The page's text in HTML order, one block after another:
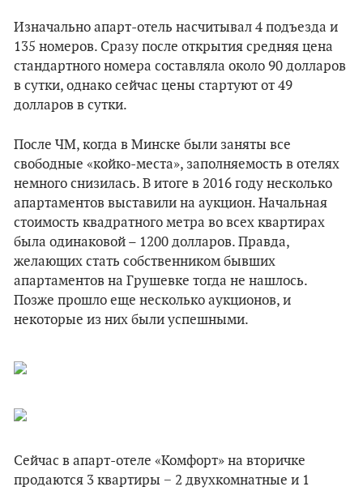
Изначально апарт-отель насчитывал 4 подъезда и
135 номеров. Сразу после открытия средняя цена
стандартного номера составляла около 90 долларов
в сутки, однако сейчас цены стартуют от 49
долларов в сутки.
После ЧМ, когда в Минске были заняты все
свободные «койко-места», заполняемость в отелях
немного снизилась. В итоге в 2016 году несколько
апартаментов выставили на аукцион. Начальная
стоимость квадратного метра во всех квартирах
была одинаковой – 1200 долларов. Правда,
желающих стать собственником бывших
апартаментов на Грушевке тогда не нашлось.
Позже прошло еще несколько аукционов, и
некоторые из них были успешными.
Сейчас в апарт-отеле «Комфорт» на вторичке
продаются 3 квартиры − 2 двухкомнатные и 1